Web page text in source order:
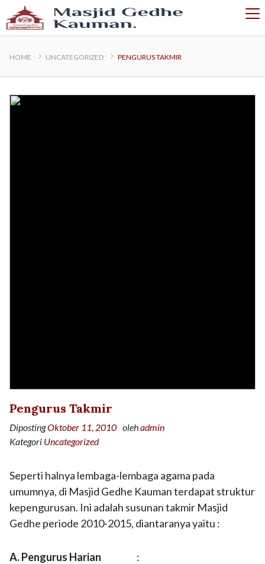
HOME UNCATEGORIZED PENGURUS TAKMIR
Pengurus Takmir
DipostingOktober 11, 2010 olehadmin
Kategori Uncategorized
Seperti halnya lembaga-lembaga agama pada
umumnya, di Masjid Gedhe Kauman terdapat struktur
kepengurusan. Ini adalah susunan takmir Masjid
Gedhe periode 2010-2015, diantaranya yaitu :
A. Pengurus Harian
: